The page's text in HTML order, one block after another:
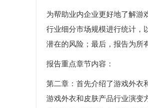
为帮助业内企业更好地了解游
行业细分市场规模进行统计，
潜在的风险；最后，报告为所
报告重点章节内容：
第二章：首先介绍了游戏外衣
游戏外衣和皮肤产品行业演变